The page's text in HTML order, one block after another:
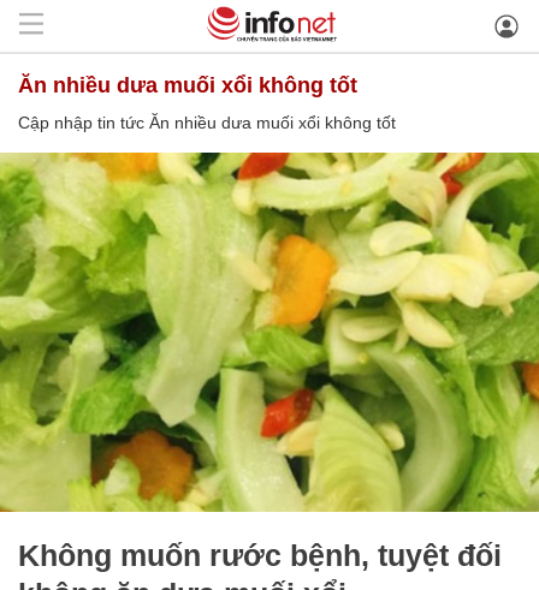
Ăn nhiều dưa muối xổi không tốt
Cập nhập tin tức Ăn nhiều dưa muối xổi không tốt
Không muốn rước bệnh, tuyệt đối